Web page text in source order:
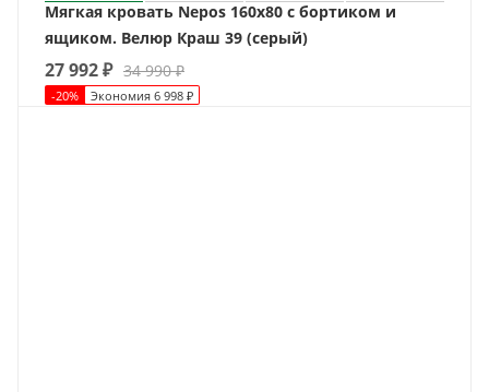
Мягкая кровать Nepos 160х80 с бортиком и
ящиком. Велюр Краш 39 (серый)
27 992₽ 34 990₽
-20% Экономия 6 998 ₽